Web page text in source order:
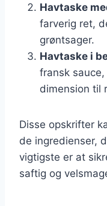
Havtaske
farverig ret,
grøntsager.
Havtaske i
fransk
dimension til
Disse opskrifter
de ingredienser,
vigtigste er at
saftig og